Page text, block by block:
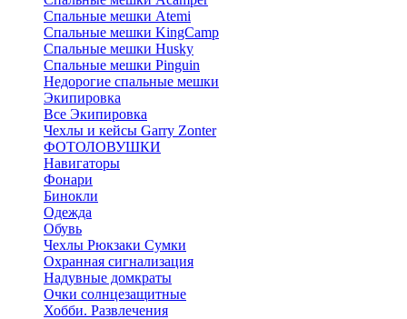
Спальные мешки Atemi
Спальные мешки KingCamp
Спальные мешки Husky
Спальные мешки Pinguin
Недорогие спальные мешки
Экипировка
Все Экипировка
Чехлы и кейсы Garry Zonter
ФОТОЛОВУШКИ
Навигаторы
Фонари
Бинокли
Одежда
Обувь
Чехлы Рюкзаки Сумки
Охранная сигнализация
Надувные домкраты
Очки солнцезащитные
Хобби. Развлечения